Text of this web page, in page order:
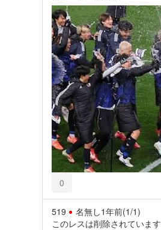
0
519 名無し1年前(1/1)
このレスは削除されています